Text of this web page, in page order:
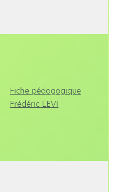
Fiche pédagogique
Frédéric LEVI